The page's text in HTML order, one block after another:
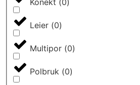
elementy uzupełniające, które
projektu od A do Z. Zaczynając od
odwodnienia, a kończąc na
akcesoriach, które pozwolą
świetnym stanie na długie lata.
Leier (0)
Multipor (0)
Polbruk (0)